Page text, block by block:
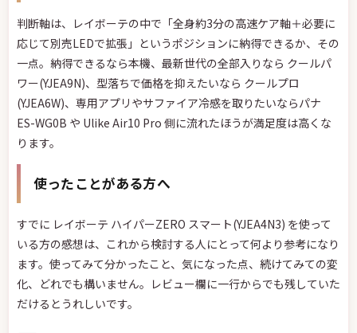
判断軸は、レイボーテの中で「全身約3分の高速ケア軸＋必要に
応じて別売LEDで拡張」というポジションに納得できるか、その
一点。納得できるなら本機、最新世代の全部入りなら クールパ
ワー(YJEA9N)、型落ちで価格を抑えたいなら クールプロ
(YJEA6W)、専用アプリやサファイア冷感を取りたいならパナ
ES-WG0B や Ulike Air10 Pro 側に流れたほうが満足度は高くな
ります。
使ったことがある方へ
すでに レイボーテ ハイパーZERO スマート(YJEA4N3) を使って
いる方の感想は、これから検討する人にとって何より参考になり
ます。使ってみて分かったこと、気になった点、続けてみての変
化、どれでも構いません。レビュー欄に一行からでも残していた
だけるとうれしいです。